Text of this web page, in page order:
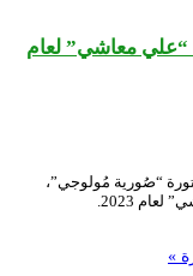
“علي معاشي” لعام
“صُورية مُولوجي”،
2023.
»